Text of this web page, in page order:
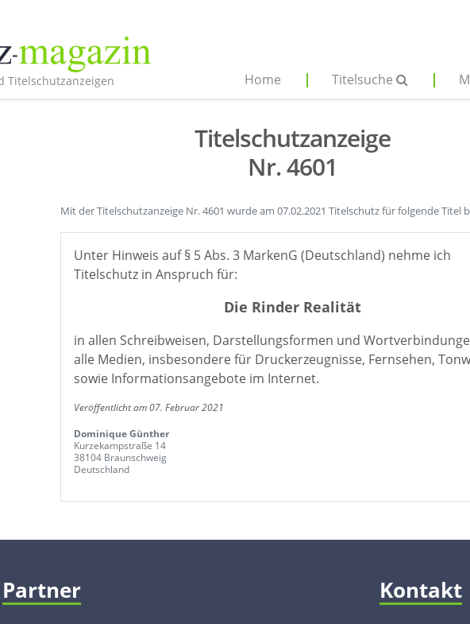
Titelschutzanzeigen Home Titelsuche
Titelschutzanzeige
Nr. 4601
Mit der Titelschutzanzeige Nr. 4601 wurde am 07.02.2021 Titelschutz für folgende Titel
Unter Hinweis auf § 5 Abs. 3 MarkenG (Deutschland) nehme ich
Titelschutz in Anspruch für:
Die Rinder Realität
in allen Schreibweisen, Darstellungsformen und
alle Medien, insbesondere für Druckerzeugnisse, Fernsehen,
sowie Informationsangebote im Internet.
Veröffentlicht am 07. Februar 2021
Dominique Günther
Kurzekampstraße 14
38104 Braunschweig
Deutschland
Partner Kontakt